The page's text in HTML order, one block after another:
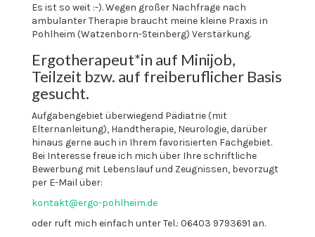
Es ist so weit :-). Wegen großer Nachfrage nach
ambulanter Therapie braucht meine kleine Praxis in
Pohlheim (Watzenborn-Steinberg) Verstärkung.
Ergotherapeut*in auf Minijob,
Teilzeit bzw. auf freiberuflicher Basis
gesucht.
Aufgabengebiet überwiegend Pädiatrie (mit
Elternanleitung), Handtherapie, Neurologie, darüber
hinaus gerne auch in Ihrem favorisierten Fachgebiet.
Bei Interesse freue ich mich über Ihre schriftliche
Bewerbung mit Lebenslauf und Zeugnissen, bevorzugt
per E-Mail über:
kontakt@ergo-pohlheim.de
oder ruft mich einfach unterTel.: 06403 9793691 an.